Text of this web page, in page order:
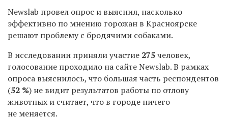
Newslab провел опрос и выяснил, насколько
эффективно по мнению горожан в Красноярске
решают проблему с бродячими собаками.
В исследовании приняли участие 275человек,
голосование проходило на сайте Newslab. В рамках
опроса выяснилось, что большая часть респондентов
(52 %) не видит результатов работы по отлову
животных и считает, что в городе ничего
не меняется.